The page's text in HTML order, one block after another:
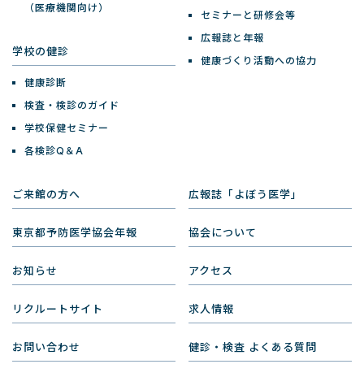
（医療機関向け）
学校の健診
健康診断
検査・検診のガイド
学校保健セミナー
各検診Q＆A
セミナーと研修会等
広報誌と年報
健康づくり活動への協力
ご来館の方へ 広報誌「よぼう医学」
東京都予防医学協会年報 協会について
お知らせ アクセス
リクルートサイト 求人情報
お問い合わせ 健診・検査 よくある質問